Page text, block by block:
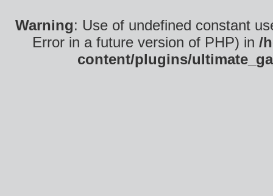
Warning: Use of undefined constant
Error in a future version of PHP) in /
content/plugins/